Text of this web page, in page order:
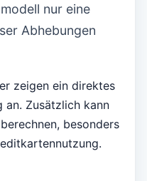
nur eine
Abhebungen
zeigen ein direktes
an. Zusätzlich kann
besonders